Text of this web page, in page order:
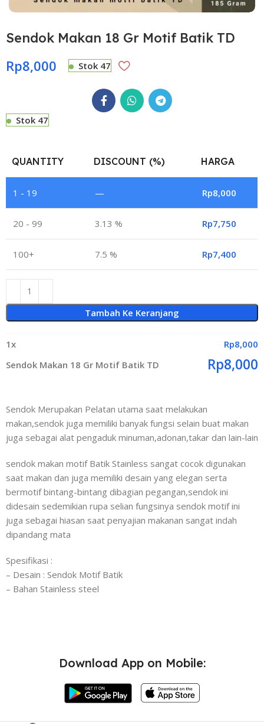
Sendok Makan 18 Gr Motif Batik TD
Rp8,000 Stok 47
Stok 47
QUANTITY DISCOUNT (%) HARGA
1 - 19 — Rp8,000
20 - 99 3.13 % Rp7,750
100+ 7.5 % Rp7,400
Tambah Ke Keranjang
1x Rp8,000
Sendok Makan 18 Gr Motif Batik TD
Rp8,000
Sendok Merupakan Pelatan utama saat melakukan
makan,sendok juga memiliki banyak fungsi selain buat makan
juga sebagai alat pengaduk minuman,adonan,takar dan lain-lain
sendok makan motif Batik Stainless sangat cocok digunakan
saat makan dan juga memiliki desain yang elegan serta
bermotif bintang-bintang dibagian pegangan,sendok ini
didesain sedemikian rupa selian fungsinya sendok motif ini
juga sebagai hiasan saat penyajian makanan sangat indah
dipandang mata
Spesifikasi :
– Desain : Sendok Motif Batik
– Bahan Stainless steel
Download App on Mobile: